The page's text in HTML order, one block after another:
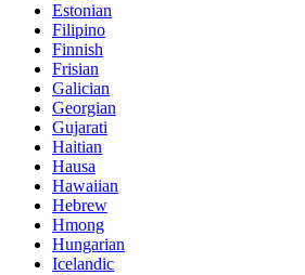
Estonian
Filipino
Finnish
Frisian
Galician
Georgian
Gujarati
Haitian
Hausa
Hawaiian
Hebrew
Hmong
Hungarian
Icelandic